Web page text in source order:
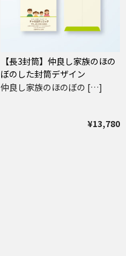
【長3封筒】仲良し家族のほの
ぼのした封筒デザイン
仲良し家族のほのぼの […]
¥13,780